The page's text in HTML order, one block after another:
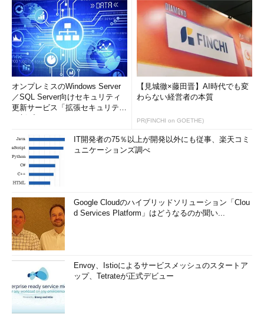
オンプレミスのWindows Server
／SQL Server向けセキュリティ
更新サービス「拡張セキュリティ
【見城徹×藤田晋】AI時代でも変
わらない経営者の本質
PR(FINCHI on GOETHE)
IT開発者の75％以上が開発以外にも従事、楽天コミ
ュニケーションズ調べ
Google Cloudのハイブリッドソリューション「Clou
d Services Platform」はどうなるのか聞い...
Envoy、Istioによるサービスメッシュのスタートア
ップ、Tetrateが正式デビュー